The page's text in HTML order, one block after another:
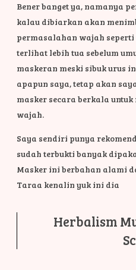
Bener banget ya, namanya
kalau dibiarkan akan
permasalahan wajah
terlihat lebih tua sebelum
maskeran meski sibuk urus
apapun saya, tetap akan
masker secara berkala
wajah.
Saya sendiri punya
sudah terbukti banyak
Masker ini berbahan alami
Taraa kenalin yuk ini dia
Herbalism